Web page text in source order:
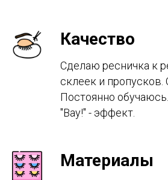
Качество
Сделаю ресничка к
склеек и пропусков.
Постоянно
"Вау!" - эффект.
Материалы